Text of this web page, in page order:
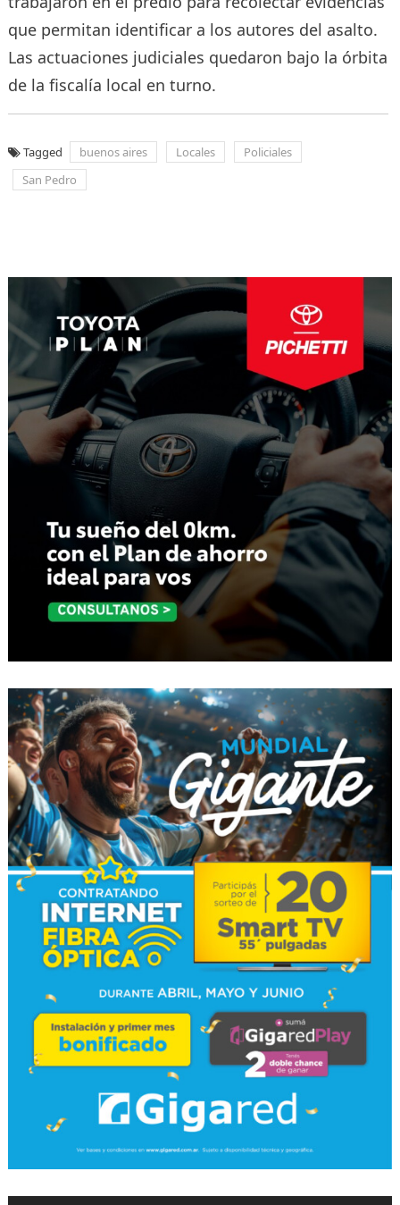
que permitan identificar a los autores del asalto.
Las actuaciones judiciales quedaron bajo la órbita
de la fiscalía local en turno.
Tagged buenos aires Locales
Policiales
San Pedro
entradas